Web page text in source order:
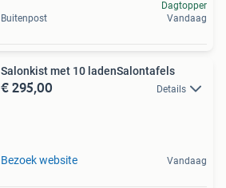
Buitenpost
Dagtopper
Vandaag
Salonkist met 10 ladenSalontafels
€ 295,00 Details
Bezoek website Vandaag